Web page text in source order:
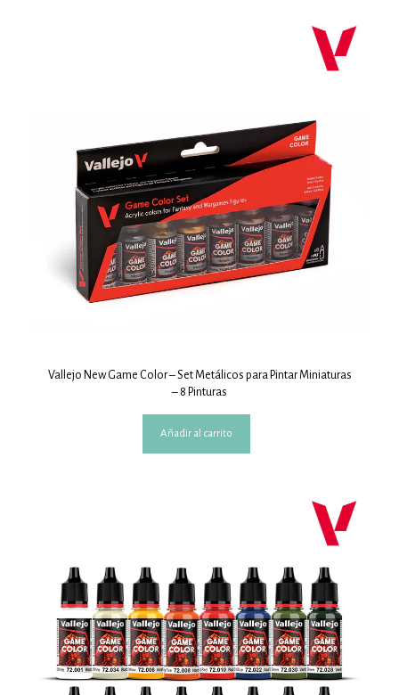
Vallejo New Game Color – Set Metálicos para Pintar Miniaturas
– 8 Pinturas
Añadir al carrito